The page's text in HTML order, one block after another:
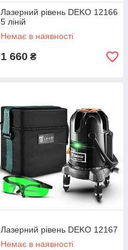
Лазерний рівень DEKO 12166
5 ліній
Немає в наявності
1 660 ₴
Лазерний рівень DEKO 12167
Немає в наявності